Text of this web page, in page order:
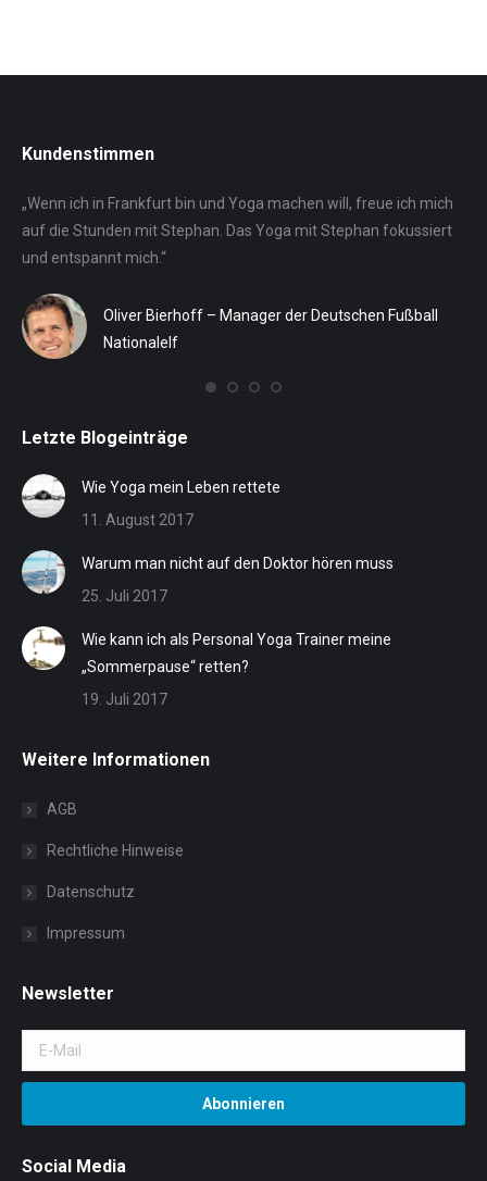
Kundenstimmen
„Wenn ich in Frankfurt bin und Yoga machen will, freue ich mich
auf die Stunden mit Stephan. Das Yoga mit Stephan fokussiert
und entspannt mich.“
Oliver Bierhoff – Manager der Deutschen Fußball
Nationalelf
Letzte Blogeinträge
Wie Yoga mein Leben rettete
11. August 2017
Warum man nicht auf den Doktor hören muss
25. Juli 2017
Wie kann ich als Personal Yoga Trainer meine
„Sommerpause“ retten?
19. Juli 2017
Weitere Informationen
AGB
Rechtliche Hinweise
Datenschutz
Impressum
Newsletter
Social Media